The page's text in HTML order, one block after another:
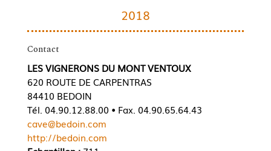
2018
Contact
LES VIGNERONS DU MONT VENTOUX
620 ROUTE DE CARPENTRAS
84410 BEDOIN
Tél. 04.90.12.88.00 • Fax. 04.90.65.64.43
cave@bedoin.com
http://bedoin.com